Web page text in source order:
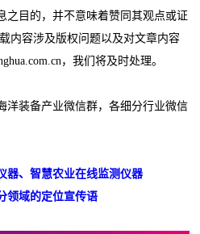
之目的，并不意味着赞同其观点或证
内容涉及版权问题以及对文章内容
，我们将及时处理。
洋装备产业微信群，各细分行业微信
器、智慧农业在线监测仪器
领域的定位宣传语